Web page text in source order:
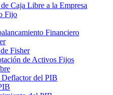
Caja Libre a la Empresa
Fijo
Financiero
Fisher
de Activos Fijos
del PIB